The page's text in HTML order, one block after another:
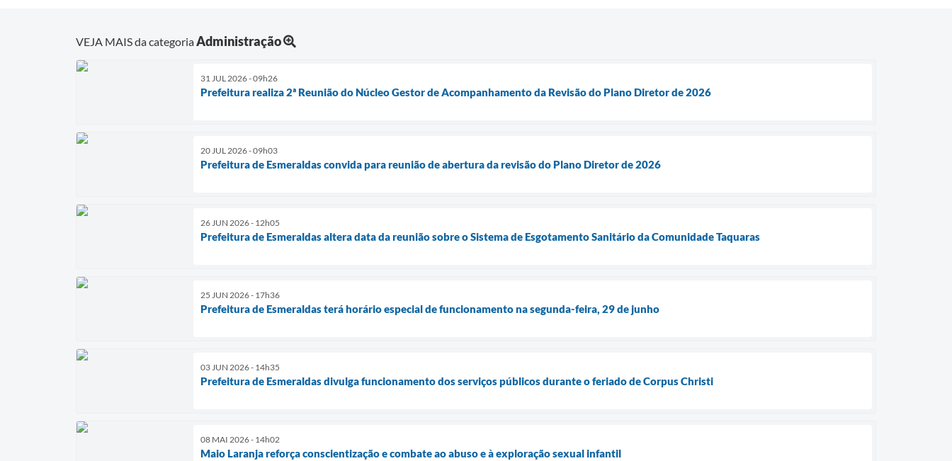
VEJA MAIS da categoriaAdministração
31 JUL 2026 - 09h26
Prefeitura realiza 2ª Reunião do Núcleo Gestor de Acompanhamento da Revisão do Plano Diretor de 2026
20 JUL 2026 - 09h03
Prefeitura de Esmeraldas convida para reunião de abertura da revisão do Plano Diretor de 2026
26 JUN 2026 - 12h05
Prefeitura de Esmeraldas altera data da reunião sobre o Sistema de Esgotamento Sanitário da Comunidade Taquaras
25 JUN 2026 - 17h36
Prefeitura de Esmeraldas terá horário especial de funcionamento na segunda-feira, 29 de junho
03 JUN 2026 - 14h35
Prefeitura de Esmeraldas divulga funcionamento dos serviços públicos durante o feriado de Corpus Christi
08 MAI 2026 - 14h02
Maio Laranja reforça conscientização e combate ao abuso e à exploração sexual infantil